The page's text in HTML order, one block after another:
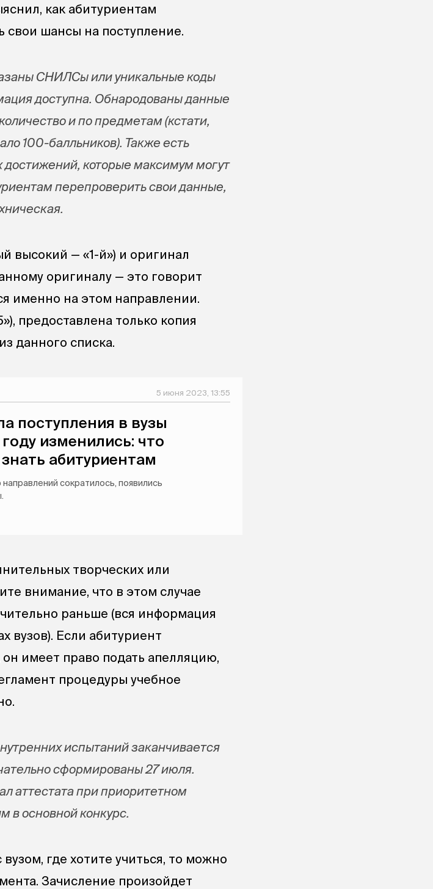
как абитуриентам
свои шансы на поступление.
СНИЛСы или уникальные коды
доступна. Обнародованы данные
и по предметам (кстати,
100-балльников). Также есть
которые максимум могут
перепроверить свои данные,
высокий — «1-й») и оригинал
оригиналу — это говорит
именно на этом направлении.
предоставлена только копия
данного списка.
5 июня 2023, 13:55
поступления в вузы
изменились: что
абитуриентам
сократилось, появились
творческих или
внимание, что в этом случае
раньше (вся информация
вузов). Если абитуриент
имеет право подать апелляцию,
процедуры учебное
испытаний заканчивается
сформированы 27 июля.
аттестата при приоритетном
в основной конкурс.
где хотите учиться, то можно
Зачисление произойдет